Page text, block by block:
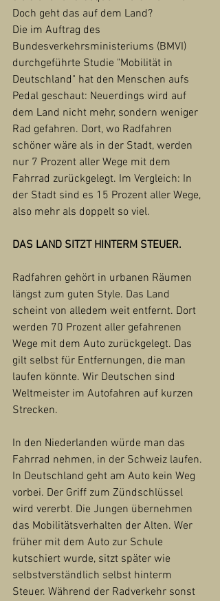
Doch geht das auf dem Land?
Die im Auftrag des
Bundesverkehrsministeriums (BMVI)
durchgeführte Studie "Mobilität in
Deutschland" hat den Menschen aufs
Pedal geschaut: Neuerdings wird auf
dem Land nicht mehr, sondern weniger
Rad gefahren. Dort, wo Radfahren
schöner wäre als in der Stadt, werden
nur 7 Prozent aller Wege mit dem
Fahrrad zurückgelegt. Im Vergleich: In
der Stadt sind es 15 Prozent aller Wege,
also mehr als doppelt so viel.
DAS LAND SITZT HINTERM STEUER.
Radfahren gehört in urbanen Räumen
längst zum guten Style. Das Land
scheint von alledem weit entfernt. Dort
werden 70 Prozent aller gefahrenen
Wege mit dem Auto zurückgelegt. Das
gilt selbst für Entfernungen, die man
laufen könnte. Wir Deutschen sind
Weltmeister im Autofahren auf kurzen
Strecken.
In den Niederlanden würde man das
Fahrrad nehmen, in der Schweiz laufen.
In Deutschland geht am Auto kein Weg
vorbei. Der Griff zum Zündschlüssel
wird vererbt. Die Jungen übernehmen
das Mobilitätsverhalten der Alten. Wer
früher mit dem Auto zur Schule
kutschiert wurde, sitzt später wie
selbstverständlich selbst hinterm
Steuer. Während der Radverkehr sonst